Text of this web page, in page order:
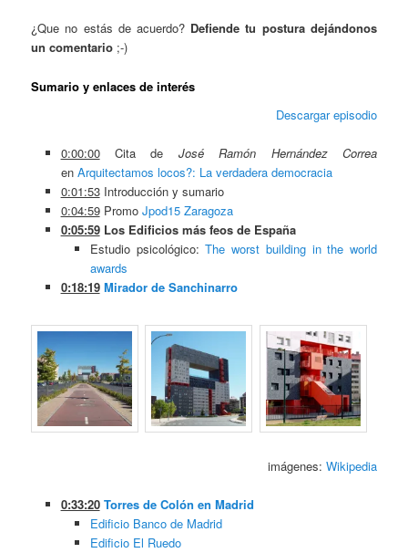
¿Que no estás de acuerdo? Defiende tu postura dejándonos
un comentario ;-)
Sumario y enlaces de interés
Descargar episodio
0:00:00Cita de José Ramón Hernández Correa
en Arquitectamos locos?: La verdadera democracia
0:01:53Introducción y sumario
0:04:59Promo Jpod15 Zaragoza
0:05:59Los Edificios más feos de España
Estudio psicológico:The worst building in the world
awards
0:18:19 Mirador de Sanchinarro
imágenes: Wikipedia
0:33:20 Torres de Colón en Madrid
Edificio Banco de Madrid
Edificio El Ruedo